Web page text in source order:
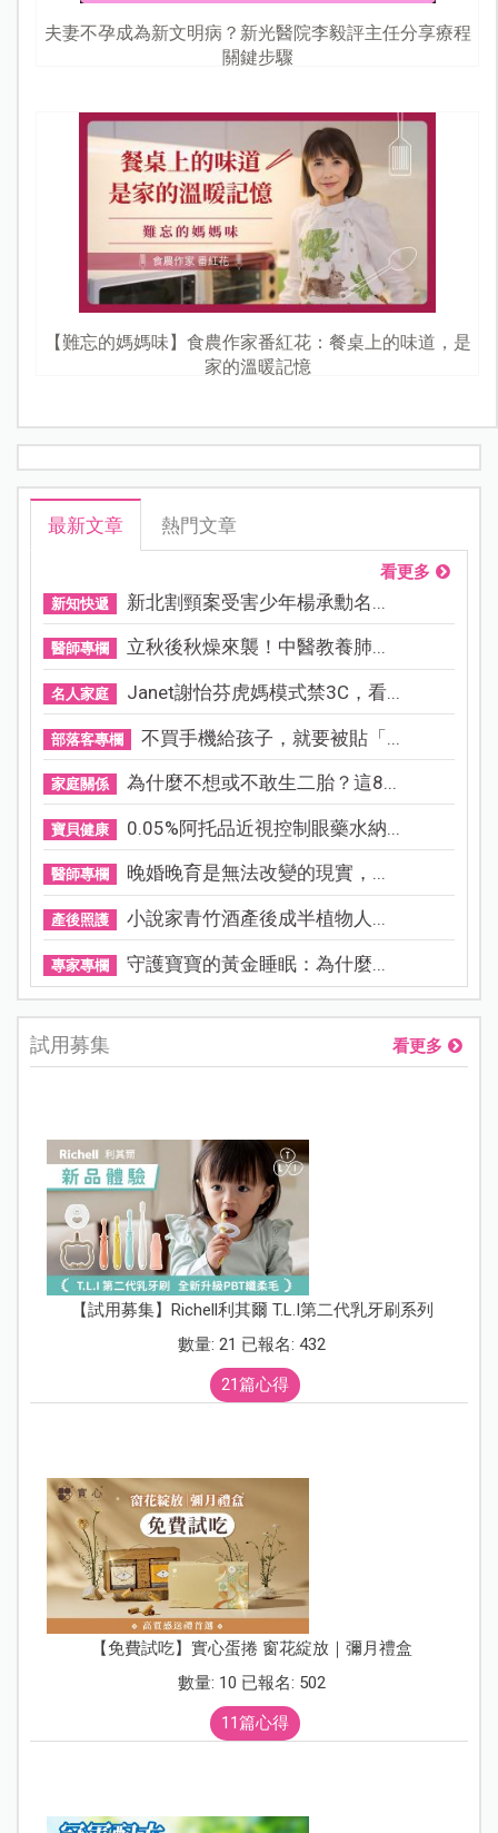
夫妻不孕成為新文明病？新光醫院李毅評主任分享療程
關鍵步驟
【難忘的媽媽味】食農作家番紅花：餐桌上的味道，是
家的溫暖記憶
最新文章 熱門文章
看更多
新知快遞 新北割頸案受害少年楊承勳名...
醫師專欄 立秋後秋燥來襲！中醫教養肺...
名人家庭 Janet謝怡芬虎媽模式禁3C，看...
部落客專欄 不買手機給孩子，就要被貼「...
家庭關係 為什麼不想或不敢生二胎？這8...
寶貝健康 0.05%阿托品近視控制眼藥水納...
醫師專欄 晚婚晚育是無法改變的現實，...
產後照護 小說家青竹酒產後成半植物人...
專家專欄 守護寶寶的黃金睡眠：為什麼...
試用募集 看更多
【試用募集】Richell利其爾 T.L.I第二代乳牙刷系列
數量: 21 已報名: 432
21篇心得
【免費試吃】實心蛋捲 窗花綻放｜彌月禮盒
數量: 10 已報名: 502
11篇心得